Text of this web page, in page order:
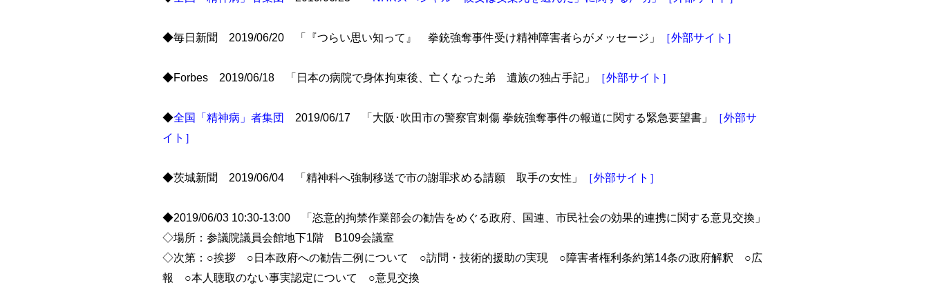
◆毎日新聞 2019/06/20 「『つらい思い知って』 拳銃強奪事件受け精神障害者らがメッセージ」 ［外部サイト］
◆Forbes 2019/06/18 「日本の病院で身体拘束後、亡くなった弟 遺族の独占手記」 ［外部サイト］
◆全国「精神病」者集団 2019/06/17 「大阪･吹田市の警察官刺傷 拳銃強奪事件の報道に関する緊急要望書」
［外部サ
イト］
◆茨城新聞 2019/06/04 「精神科へ強制移送で市の謝罪求める請願 取手の女性」 ［外部サイト］
◆2019/06/03 10:30-13:00 「恣意的拘禁作業部会の勧告をめぐる政府、国連、市民社会の効果的連携に関する意見交換」
◇場所：参議院議員会館地下1階 B109会議室
◇次第：○挨拶 ○日本政府への勧告二例について ○訪問・技術的援助の実現 ○障害者権利条約第14条の政府解釈 ○広
報 ○本人聴取のない事実認定について ○意見交換